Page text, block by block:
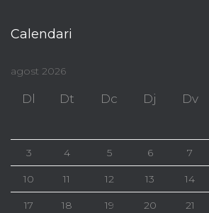
Calendari
agost 2026
Dl Dt Dc Dj Dv
3 4 5 6 7
10 11 12 13 14
17 18 19 20 21